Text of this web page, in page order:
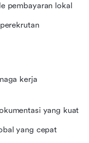
pembayaran lokal
kerja
yang kuat
yang cepat